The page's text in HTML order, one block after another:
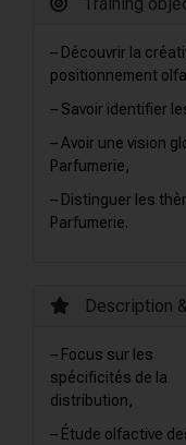
– Découvrir la
positionnement
– Savoir identifier
– Avoir une vision
Parfumerie,
– Distinguer les
Parfumerie.
Description
– Focus sur les
spécificités de la
distribution,
– Étude olfactive